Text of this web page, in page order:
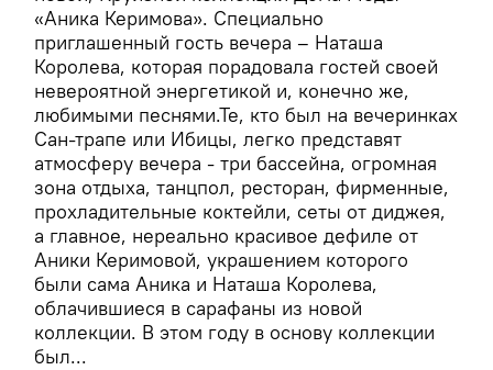
«Аника Керимова». Специально
приглашенный гость вечера – Наташа
Королева, которая порадовала гостей своей
невероятной энергетикой и, конечно же,
любимыми песнями.Те, кто был на вечеринках
Сан-трапе или Ибицы, легко представят
атмосферу вечера - три бассейна, огромная
зона отдыха, танцпол, ресторан, фирменные,
прохладительные коктейли, сеты от диджея,
а главное, нереально красивое дефиле от
Аники Керимовой, украшением которого
были сама Аника и Наташа Королева,
облачившиеся в сарафаны из новой
коллекции. В этом году в основу коллекции
был...